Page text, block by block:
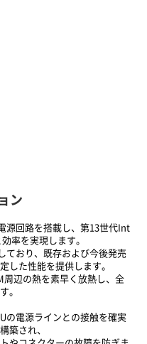
ン
源回路を搭載し、第13世代Int
率を実現します。
ており、既存および今後発売
した性能を提供します。
周辺の熱を素早く放熱し、全
。
の電源ラインとの接触を確実
築され、